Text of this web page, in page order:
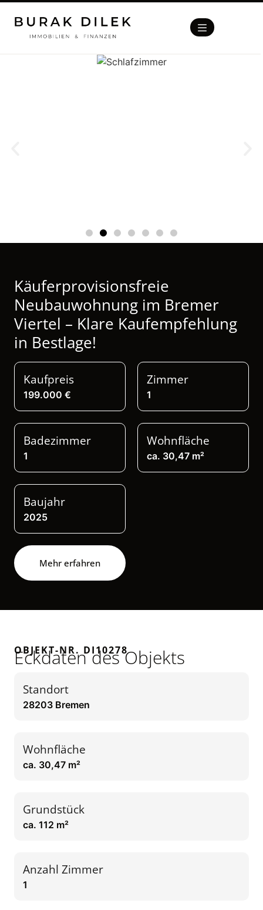
Käuferprovisionsfreie
Neubauwohnung im Bremer
Viertel – Klare Kaufempfehlung
in Bestlage!
Kaufpreis
199.000 €
Zimmer
1
Badezimmer
1
Wohnfläche
ca. 30,47 m²
Baujahr
2025
Mehr erfahren
OBJEKT-NR. DI10278
Eckdaten des Objekts
Standort
28203 Bremen
Wohnfläche
ca. 30,47 m²
Grundstück
ca. 112 m²
Anzahl Zimmer
1